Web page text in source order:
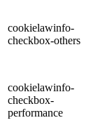
cookielawinfo-
checkbox-others
cookielawinfo-
checkbox-
performance